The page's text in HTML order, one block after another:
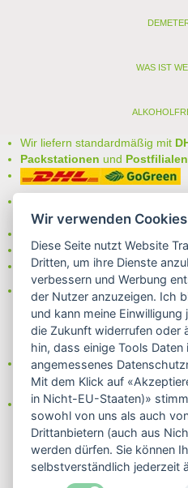
WAS IST
Wir liefern standardmäßig mit
Packstationen und Postfilialen
auswählen:
- Rechnung
- Lastschrift/Bankeinzug
Das Internetsiegel
Partner von:
Wine in Moderation - bewußt
Erfahren Sie mehr über
uns!
Blog
Facebook
Instagram
Wir verwenden
Diese Seite nutzt Website
Dritten, um ihre Dienste
verbessern und Werbung
der Nutzer anzuzeigen. Ich
und kann meine
die Zukunft widerrufen oder
hin, dass einige Tools
angemessenes
Mit dem Klick auf
in Nicht-EU-Staaten)»
sowohl von uns als auch
Drittanbietern (auch aus
werden dürfen. Sie können
selbstverständlich jederzeit